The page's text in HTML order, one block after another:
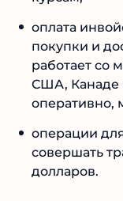
оплата
покупки и
работает со
США, Канаде
оперативно,
операции
совершать
долларов.